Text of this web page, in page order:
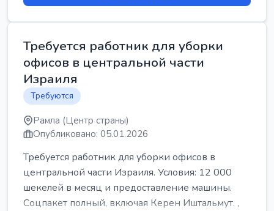
Требуется работник для уборки
офисов в центральной части
Израиля
Требуются
Рамла (Центр страны)
Опубликовано: 05.01.2026
Требуется работник для уборки офисов в
центральной части Израиля. Условия: 12 000
шекелей в месяц и предоставление машины.
Соцпакет полный, включая Керен Иштальмут. ,